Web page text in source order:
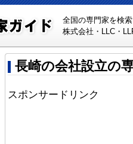
全国の専門家を検
株式会社・LLC・
長崎の会社設立の
スポンサードリンク